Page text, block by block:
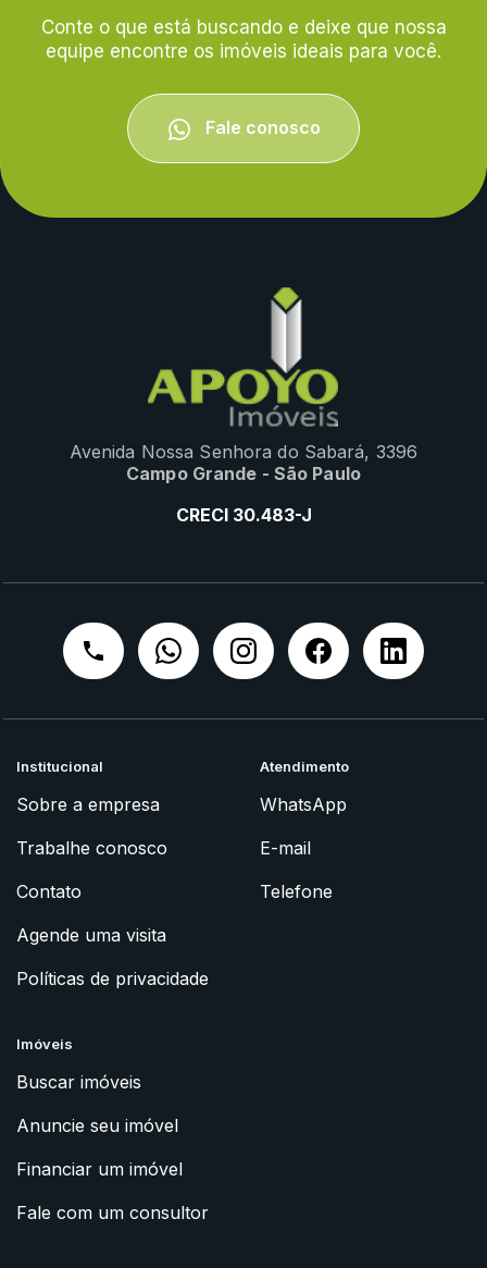
Conte o que está buscando e deixe que nossa
equipe encontre os imóveis ideais para você.
Fale conosco
Avenida Nossa Senhora do Sabará, 3396
Campo Grande - São Paulo
CRECI 30.483-J
Institucional
Sobre a empresa
Trabalhe conosco
Contato
Agende uma visita
Políticas de privacidade
Atendimento
WhatsApp
E-mail
Telefone
Imóveis
Buscar imóveis
Anuncie seu imóvel
Financiar um imóvel
Fale com um consultor